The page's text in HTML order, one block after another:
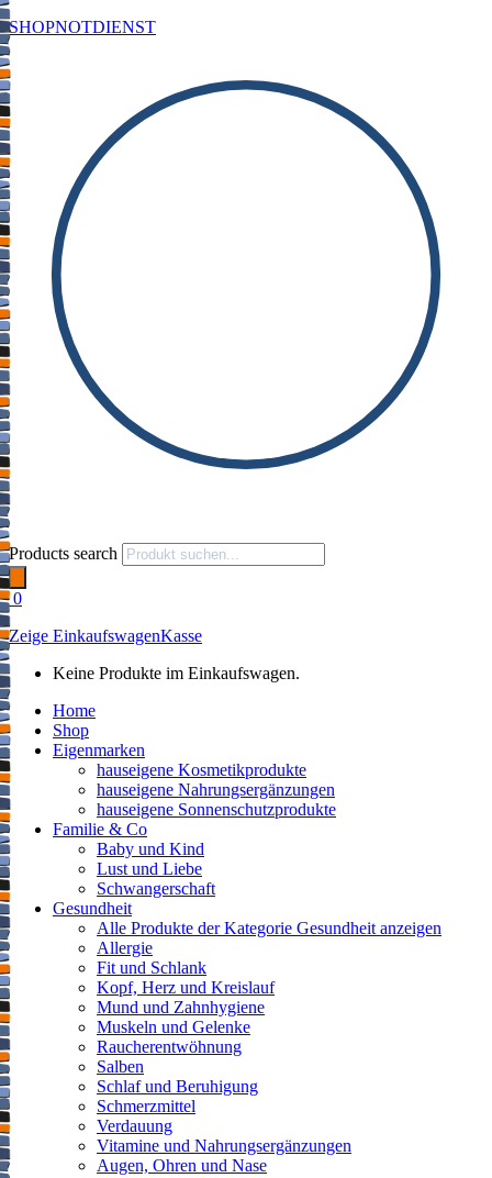
SHOPNOTDIENST
Products search
0
Zeige EinkaufswagenKasse
Keine Produkte im Einkaufswagen.
Home
Shop
Eigenmarken
hauseigene Kosmetikprodukte
hauseigene Nahrungsergänzungen
hauseigene Sonnenschutzprodukte
Familie & Co
Baby und Kind
Lust und Liebe
Schwangerschaft
Gesundheit
Alle Produkte der Kategorie Gesundheit anzeigen
Allergie
Fit und Schlank
Kopf, Herz und Kreislauf
Mund und Zahnhygiene
Muskeln und Gelenke
Raucherentwöhnung
Salben
Schlaf und Beruhigung
Schmerzmittel
Verdauung
Vitamine und Nahrungsergänzungen
Augen, Ohren und Nase